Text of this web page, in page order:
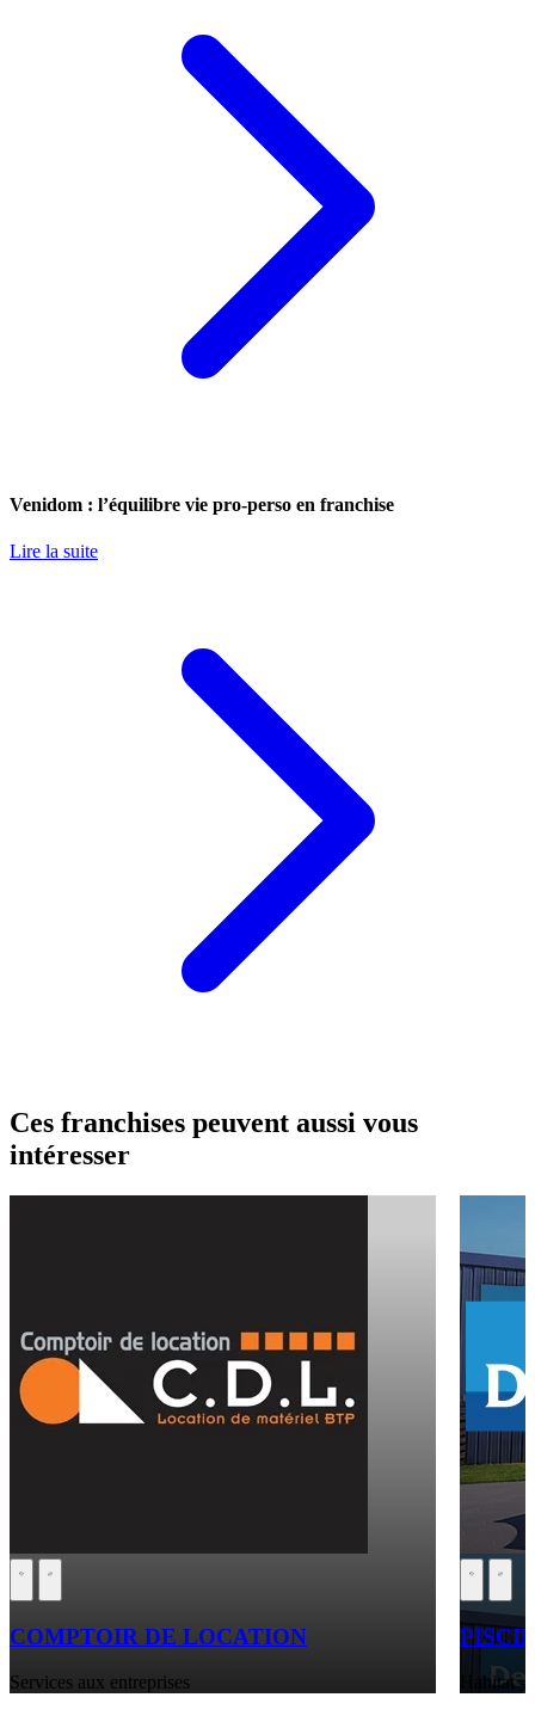
Venidom : l’équilibre vie pro-perso en franchise
Lire la suite
Ces franchises peuvent aussi vous
intéresser
COMPTOIR DE LOCATION
Services aux entreprises Habitat